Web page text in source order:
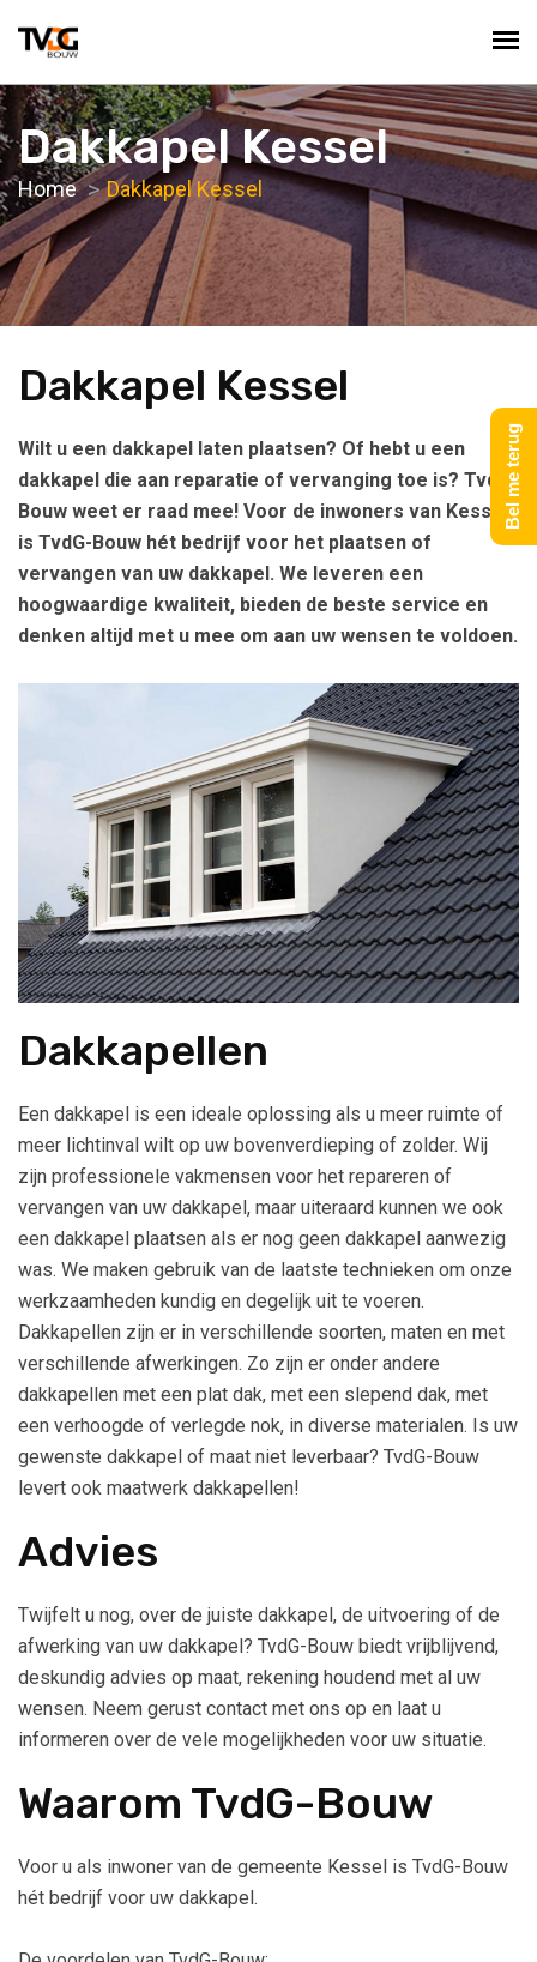
Dakkapel Kessel
Home Dakkapel Kessel
Dakkapel Kessel
Wilt u een dakkapel laten plaatsen? Of hebt u een
dakkapel die aan reparatie of vervanging toe is? TvdG-
Bouw weet er raad mee! Voor de inwoners van Kessel
is TvdG-Bouw hét bedrijf voor het plaatsen of
vervangen van uw dakkapel. We leveren een
hoogwaardige kwaliteit, bieden de beste service en
denken altijd met u mee om aan uw wensen te voldoen.
Dakkapellen
Een dakkapel is een ideale oplossing als u meer ruimte of
meer lichtinval wilt op uw bovenverdieping of zolder. Wij
zijn professionele vakmensen voor het repareren of
vervangen van uw dakkapel, maar uiteraard kunnen we ook
een dakkapel plaatsen als er nog geen dakkapel aanwezig
was. We maken gebruik van de laatste technieken om onze
werkzaamheden kundig en degelijk uit te voeren.
Dakkapellen zijn er in verschillende soorten, maten en met
verschillende afwerkingen. Zo zijn er onder andere
dakkapellen met een plat dak, met een slepend dak, met
een verhoogde of verlegde nok, in diverse materialen. Is uw
gewenste dakkapel of maat niet leverbaar? TvdG-Bouw
levert ook maatwerk dakkapellen!
Advies
Twijfelt u nog, over de juiste dakkapel, de uitvoering of de
afwerking van uw dakkapel? TvdG-Bouw biedt vrijblijvend,
deskundig advies op maat, rekening houdend met al uw
wensen. Neem gerust contact met ons op en laat u
informeren over de vele mogelijkheden voor uw situatie.
Waarom TvdG-Bouw
Voor u als inwoner van de gemeente Kessel is TvdG-Bouw
hét bedrijf voor uw dakkapel.
Bel me terug